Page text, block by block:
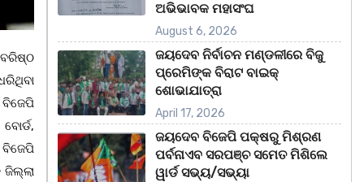
ଜିଲ୍ଲା
ଅଭିଭାବକ ମହାସଂଘ
August 6, 2026
ଜୟଦେବ ନିର୍ବାଚନ ମଣ୍ଡଳୀରେ ବିଜୁ
ପ୍ରେମିଙ୍କ ବିରାଟ ବାଇକ୍
ଶୋଭାଯାତ୍ରା
April 17, 2026
ଜୟଦେବ ବିଜେପି ପକ୍ଷରୁ ମିଶ୍ରଣ
ପର୍ବନାଏବ ସରପଞ୍ଚ ସମେତ ମିଶିଲେ
ୱାର୍ଡ ସଭ୍ୟ/ସଭ୍ୟା